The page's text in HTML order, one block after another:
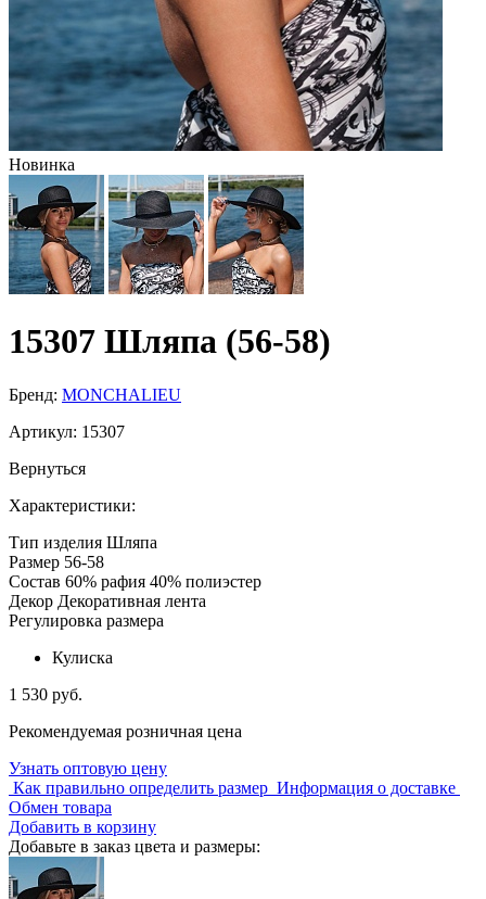
Новинка
15307 Шляпа (56-58)
Бренд: MONCHALIEU
Артикул: 15307
Вернуться
Характеристики:
Тип изделия Шляпа
Размер 56-58
Состав 60% рафия 40% полиэстер
Декор Декоративная лента
Регулировка размера
Кулиска
1 530 руб.
Рекомендуемая розничная цена
Узнать оптовую цену
Как правильно определить размер Информация о доставке
Обмен товара
Добавить в корзину
Добавьте в заказ цвета и размеры: